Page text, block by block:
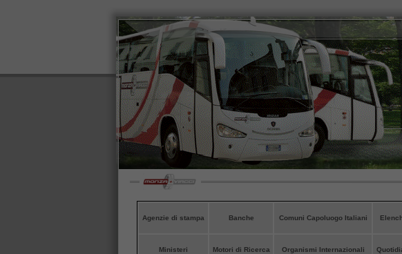
Agenzie di stampa Banche Comuni Capoluogo Italiani
Ministeri Motori di Ricerca Organismi Internazionali